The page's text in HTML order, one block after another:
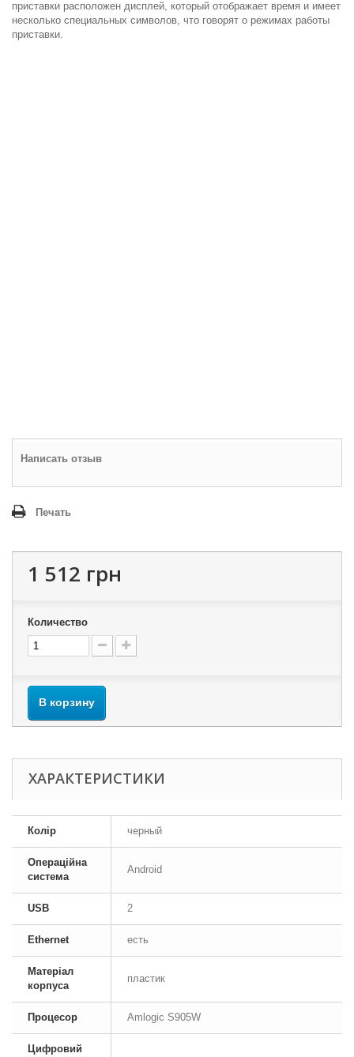
приставки расположен дисплей, который отображает время и имеет
несколько специальных символов, что говорят о режимах работы
приставки.
Написать отзыв
Печать
1 512 грн
Количество
В корзину
ХАРАКТЕРИСТИКИ
Колір черный
Операційна
система
Android
USB 2
Ethernet есть
Матеріал
корпуса
пластик
Процесор Amlogic S905W
Цифровий